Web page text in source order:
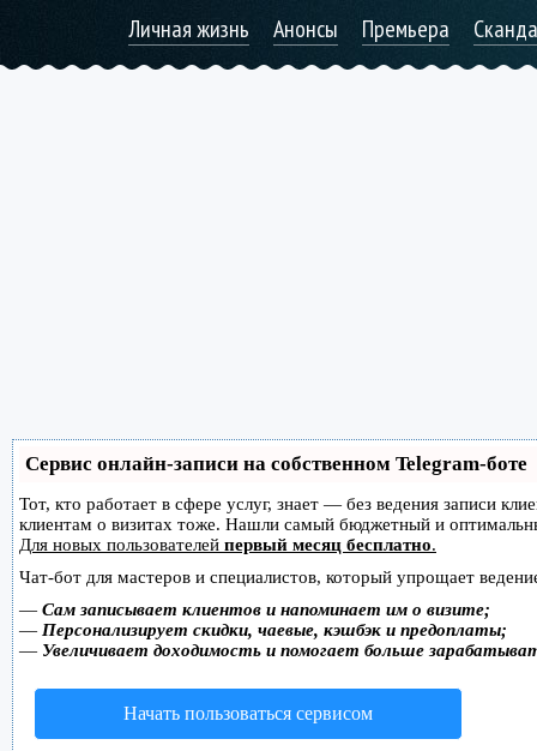
Личная жизнь Анонсы Премьера
Сервис онлайн-записи на собственном Telegram-боте
Тот, кто работает в сфере услуг, знает — без ведения записи
клиентам о визитах тоже. Нашли самый бюджетный и
Для новых пользователей первый месяц бесплатно.
Чат-бот для мастеров и специалистов, который упрощает
— Сам записывает клиентов и напоминает им о визите;
— Персонализирует скидки, чаевые, кэшбэк и предоплаты;
— Увеличивает доходимость и помогает больше
Начать пользоваться сервисом